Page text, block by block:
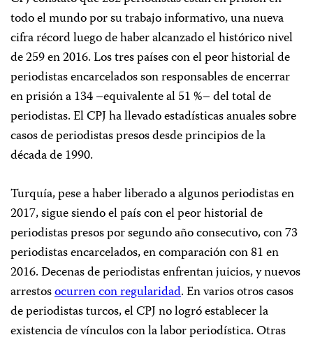
todo el mundo por su trabajo informativo, una nueva
cifra récord luego de haber alcanzado el histórico nivel
de 259 en 2016. Los tres países con el peor historial de
periodistas encarcelados son responsables de encerrar
en prisión a 134 –equivalente al 51 %– del total de
periodistas. El CPJ ha llevado estadísticas anuales sobre
casos de periodistas presos desde principios de la
década de 1990.
Turquía, pese a haber liberado a algunos periodistas en
2017, sigue siendo el país con el peor historial de
periodistas presos por segundo año consecutivo, con 73
periodistas encarcelados, en comparación con 81 en
2016. Decenas de periodistas enfrentan juicios, y nuevos
arrestosocurren con regularidad. En varios otros casos
de periodistas turcos, el CPJ no logró establecer la
existencia de vínculos con la labor periodística. Otras